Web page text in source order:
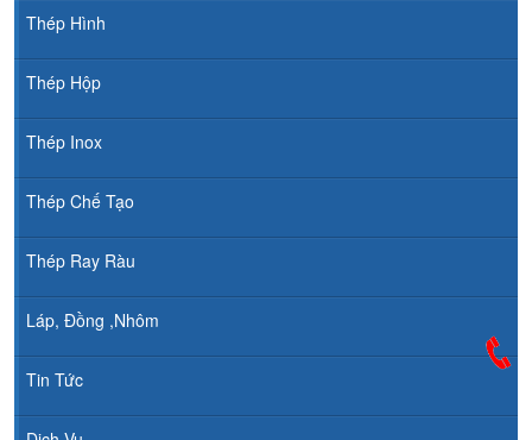
Thép Hình
Thép Hộp
Thép Inox
Thép Chế Tạo
Thép Ray Ràu
Láp, Đồng ,Nhôm
Tin Tức